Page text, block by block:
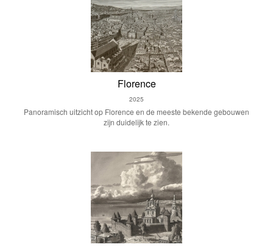
Florence
2025
Panoramisch uitzicht op Florence en de meeste bekende gebouwen
zijn duidelijk te zien.